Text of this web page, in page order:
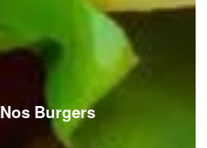
Nos Burgers